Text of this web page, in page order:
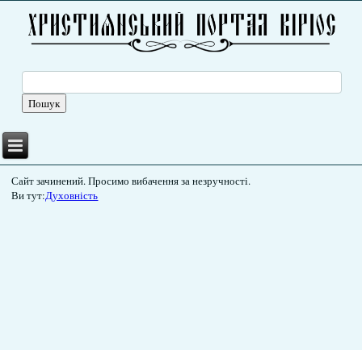
Сайт зачинений. Просимо вибачення за незручності.
Ви тут:Духовність